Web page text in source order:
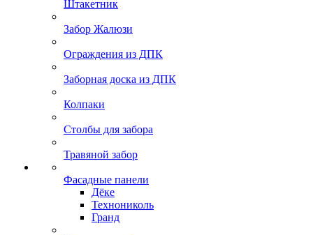
Штакетник
Забор Жалюзи
Ограждения из ДПК
Заборная доска из ДПК
Колпаки
Столбы для забора
Травяной забор
Фасадные панели
Дёке
Технониколь
Гранд